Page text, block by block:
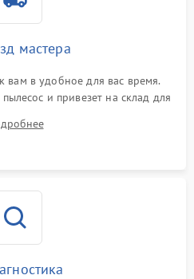
мастера
вам в удобное для вас время.
и привезет на склад для